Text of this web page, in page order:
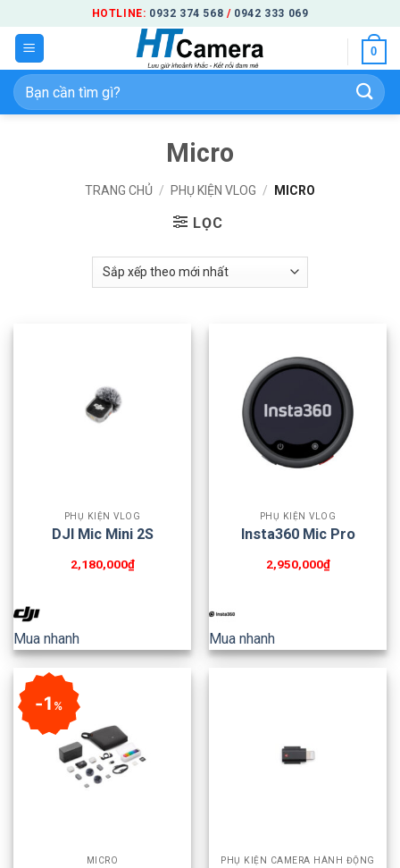
qua
nội
dung
HOTLINE: 0932 374 568 / 0942 333 069
0
Tìm
kiếm:
Micro
TRANG CHỦ / PHỤ KIỆN VLOG / MICRO
LỌC
PHỤ KIỆN VLOG
DJI Mic Mini 2S
2,180,000₫
Mua nhanh
PHỤ KIỆN VLOG
Insta360 Mic Pro
2,950,000₫
Mua nhanh
1%
MICRO PHỤ KIỆN CAMERA HÀNH ĐỘNG